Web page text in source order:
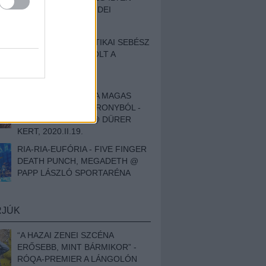
BESZÁMOLÓNK AZ IDEI
EGY HALLÁSPLASZTIKAI SEBÉSZ
NAPLÓJA - ILYEN VOLT A
DOKUMENTUMFILM
MÉLY FÉRFIBÁNAT A MAGAS
ELEFÁNTCSONTTORONYBÓL -
LEPROUS, KLONE @ DÜRER
KERT, 2020.II.19.
RIA-RIA-EUFÓRIA - FIVE FINGER
DEATH PUNCH, MEGADETH @
PAPP LÁSZLÓ SPORTARÉNA
“A HAZAI ZENEI SZCÉNA
ERŐSEBB, MINT BÁRMIKOR” -
RÓQA-PREMIER A LÁNGOLÓN